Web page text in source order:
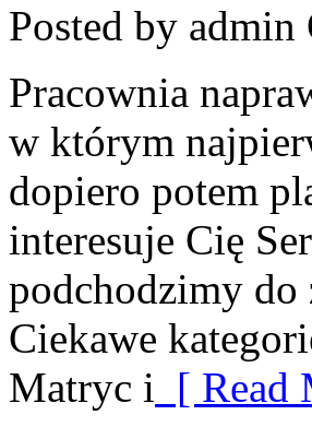
Posted by admin
Pracownia
w którym
dopiero potem
interesuje Cię
podchodzimy do
Ciekawe
Matryc i [ Read